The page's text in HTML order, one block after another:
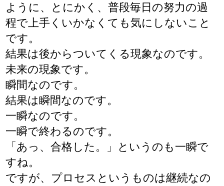
ように、とにかく、普段毎日の努力の過
程で上手くいかなくても気にしないこと
です。
結果は後からついてくる現象なのです。
未来の現象です。
瞬間なのです。
結果は瞬間なのです。
一瞬なのです。
一瞬で終わるのです。
「あっ、合格した。」というのも一瞬で
すね。
ですが、プロセスというものは継続なの